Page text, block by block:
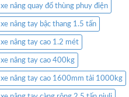
xe nâng quay đổ thùng phuy điện
xe nâng tay bậc thang 1.5 tấn
xe nâng tay cao 1.2 mét
xe nâng tay cao 400kg
xe nâng tay cao 1600mm tải 1000kg